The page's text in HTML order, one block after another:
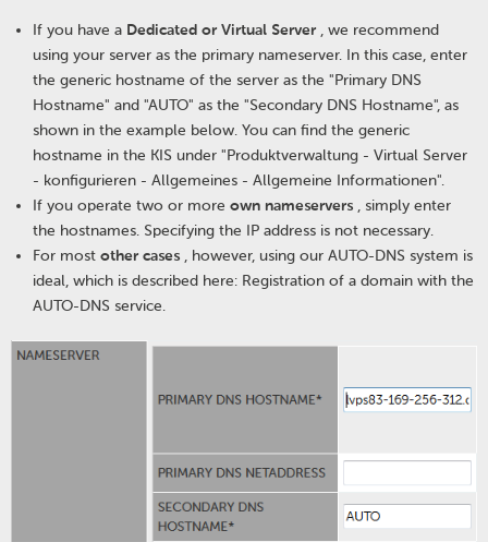
If you have a Dedicated or Virtual Server , we recommend
using your server as the primary nameserver. In this case, enter
the generic hostname of the server as the "Primary DNS
Hostname" and "AUTO" as the "Secondary DNS Hostname", as
shown in the example below. You can find the generic
hostname in the KIS under "Produktverwaltung - Virtual Server
- konfigurieren - Allgemeines - Allgemeine Informationen".
If you operate two or more own nameservers , simply enter
the hostnames. Specifying the IP address is not necessary.
For most other cases , however, using our AUTO-DNS system is
ideal, which is described here: Registration of a domain with the
AUTO-DNS service.